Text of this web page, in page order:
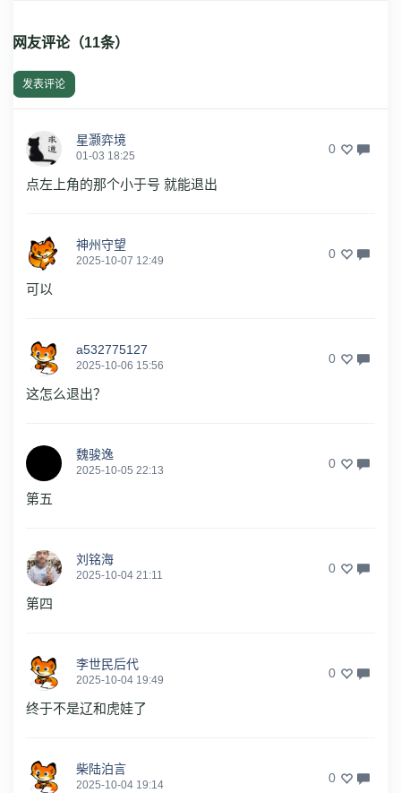
网友评论（11条）
发表评论
星灏弈境
01-03 18:25 0
点左上角的那个小于号 就能退出
神州守望
2025-10-07 12:49 0
可以
a532775127
2025-10-06 15:56 0
这怎么退出？
魏骏逸
2025-10-05 22:13 0
第五
刘铭海
2025-10-04 21:11 0
第四
李世民后代
2025-10-04 19:49 0
终于不是辽和虎娃了
柴陆泊言
2025-10-04 19:14 0